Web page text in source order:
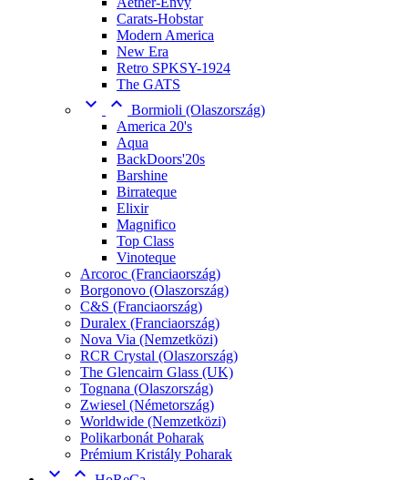
Carats-Hobstar
Modern America
New Era
Retro SPKSY-1924
The GATS
  Bormioli (Olaszország)
America 20's
Aqua
BackDoors'20s
Barshine
Birrateque
Elixir
Magnifico
Top Class
Vinoteque
Arcoroc (Franciaország)
Borgonovo (Olaszország)
C&S (Franciaország)
Duralex (Franciaország)
Nova Via (Nemzetközi)
RCR Crystal (Olaszország)
The Glencairn Glass (UK)
Tognana (Olaszország)
Zwiesel (Németország)
Worldwide (Nemzetközi)
Polikarbonát Poharak
Prémium Kristály Poharak
 